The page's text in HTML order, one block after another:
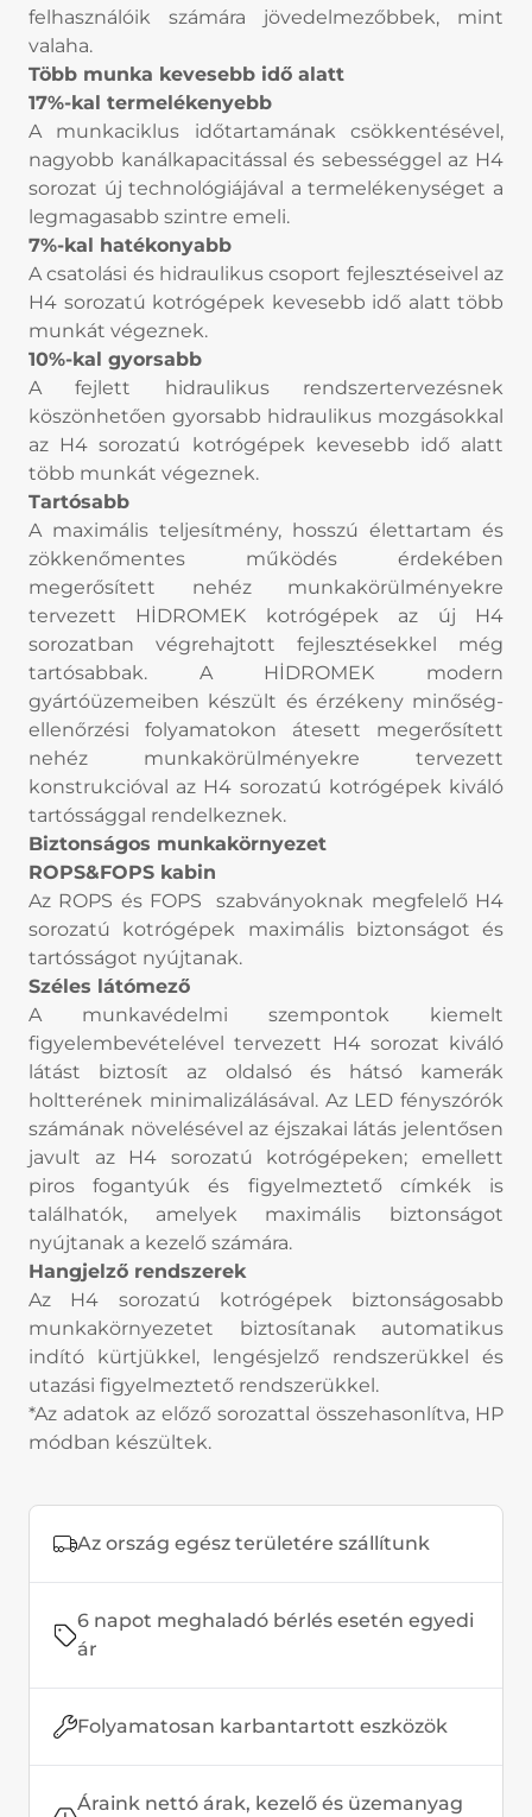
felhasználóik számára jövedelmezőbbek, mint
valaha.
Több munka kevesebb idő alatt
17%-kal termelékenyebb
A munkaciklus időtartamának csökkentésével,
nagyobb kanálkapacitással és sebességgel az H4
sorozat új technológiájával a termelékenységet a
legmagasabb szintre emeli.
7%-kal hatékonyabb
A csatolási és hidraulikus csoport fejlesztéseivel az
H4 sorozatú kotrógépek kevesebb idő alatt több
munkát végeznek.
10%-kal gyorsabb
A fejlett hidraulikus rendszertervezésnek
köszönhetően gyorsabb hidraulikus mozgásokkal
az H4 sorozatú kotrógépek kevesebb idő alatt
több munkát végeznek.
Tartósabb
A maximális teljesítmény, hosszú élettartam és
zökkenőmentes működés érdekében
megerősített nehéz munkakörülményekre
tervezett HİDROMEK kotrógépek az új H4
sorozatban végrehajtott fejlesztésekkel még
tartósabbak. A HİDROMEK modern
gyártóüzemeiben készült és érzékeny minőség-
ellenőrzési folyamatokon átesett megerősített
nehéz munkakörülményekre tervezett
konstrukcióval az H4 sorozatú kotrógépek kiváló
tartóssággal rendelkeznek.
Biztonságos munkakörnyezet
ROPS&FOPS kabin
Az ROPS és FOPS szabványoknak megfelelő H4
sorozatú kotrógépek maximális biztonságot és
tartósságot nyújtanak.
Széles látómező
A munkavédelmi szempontok kiemelt
figyelembevételével tervezett H4 sorozat kiváló
látást biztosít az oldalsó és hátsó kamerák
holtterének minimalizálásával. Az LED fényszórók
számának növelésével az éjszakai látás jelentősen
javult az H4 sorozatú kotrógépeken; emellett
piros fogantyúk és figyelmeztető címkék is
találhatók, amelyek maximális biztonságot
nyújtanak a kezelő számára.
Hangjelző rendszerek
Az H4 sorozatú kotrógépek biztonságosabb
munkakörnyezetet biztosítanak automatikus
indító kürtjükkel, lengésjelző rendszerükkel és
utazási figyelmeztető rendszerükkel.
*Az adatok az előző sorozattal összehasonlítva, HP
módban készültek.
Az ország egész területére szállítunk
6 napot meghaladó bérlés esetén egyedi
ár
Folyamatosan karbantartott eszközök
Áraink nettó árak, kezelő és üzemanyag